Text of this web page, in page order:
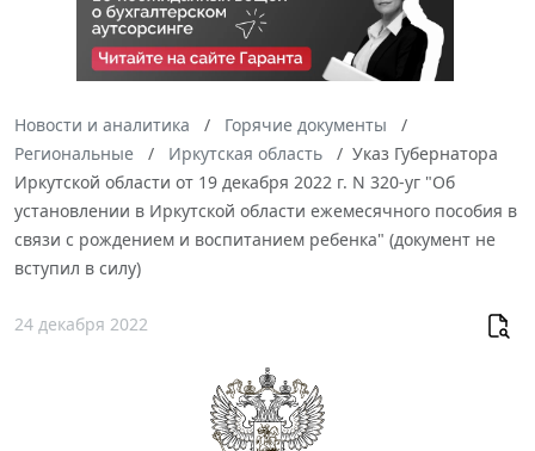
Новости и аналитика
Горячие документы
Региональные
Иркутская область
Указ Губернатора
Иркутской области от 19 декабря 2022 г. N 320-уг "Об
установлении в Иркутской области ежемесячного пособия в
связи с рождением и воспитанием ребенка" (документ не
вступил в силу)
24 декабря 2022